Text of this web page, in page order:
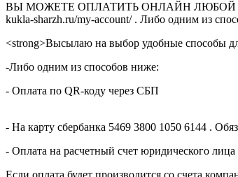
ВЫ МОЖЕТЕ ОПЛАТИТЬ ОНЛАЙН ЛЮБОЙ
kukla-sharzh.ru/my-account/ . Либо одним из
<strong>Высылаю на выбор удобные способы
-Либо одним из способов ниже:
- Оплата по QR-коду через СБП
- На карту сбербанка 5469 3800 1050 6144 .
- Оплата на расчетный счет юридического лица